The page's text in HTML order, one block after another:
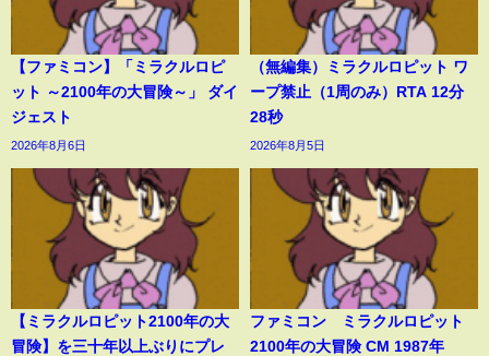
【ファミコン】「ミラクルロピ
ット ～2100年の大冒険～」 ダイ
ジェスト
2026年8月6日
（無編集）ミラクルロピット ワ
ープ禁止（1周のみ）RTA 12分
28秒
2026年8月5日
【ミラクルロピット2100年の大
冒険】を三十年以上ぶりにプレ
ファミコン ミラクルロピット
2100年の大冒険 CM 1987年